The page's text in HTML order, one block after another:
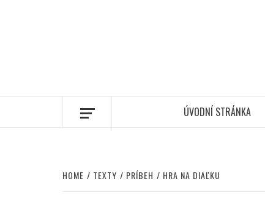
ÚVODNÍ STRÁNKA
HOME TEXTY PRÍBEH HRA NA DIAĽKU